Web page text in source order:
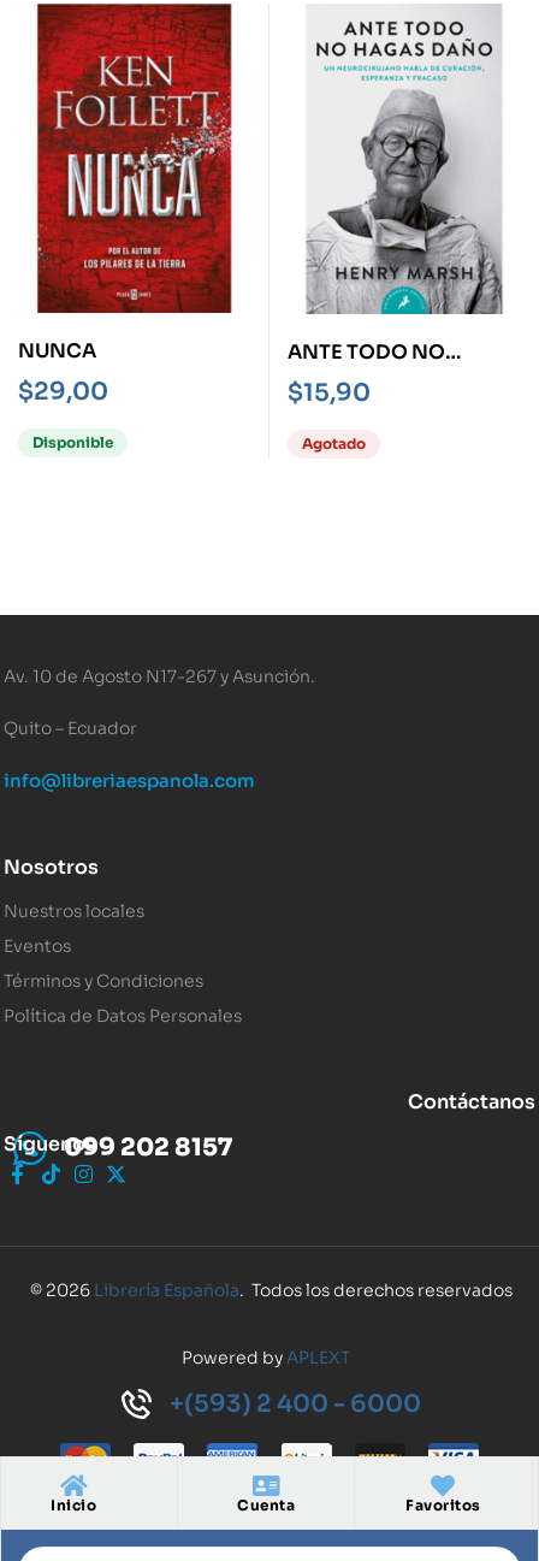
NUNCA
$29,00
Disponible
ANTE TODO NO
HAGAS DAÑO -
BOLSILLO-
$15,90
Agotado
Inicio Cuenta Favoritos
Av. 10 de Agosto N17-267 y Asunción.
Quito – Ecuador
info@libreriaespanola.com
Nosotros
Nuestros locales
Eventos
Términos y Condiciones
Política de Datos Personales
Contáctanos
099 202 8157
Síguenos
© 2026 Librería Española. Todos los derechos reservados
Powered byAPLEXT
+(593) 2 400 - 6000